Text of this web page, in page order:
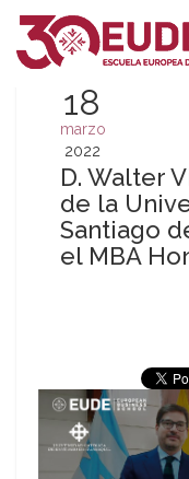
18
marzo
2022
D. Walter
de la
Santiago
el MBA